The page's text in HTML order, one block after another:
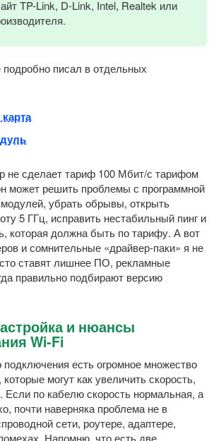
TP-Link, D-Link, Intel, Realtek или
писал в отдельных
не сделает тариф 100 Мбит/с тарифом
может решить проблемы с программной
убрать обрывы, открыть
5 ГГц, исправить нестабильный пинг и
которая должна быть по тарифу. А вот
и сомнительные «драйвер-паки» я не
ставят лишнее ПО, рекламные
правильно подбирают версию
и нюансы
Wi-Fi
подключения есть огромное множество
могут как увеличить скорость,
Если по кабелю скорость нормальная, а
почти наверняка проблема не в
сети, роутере, адаптере,
Напомню, что есть две